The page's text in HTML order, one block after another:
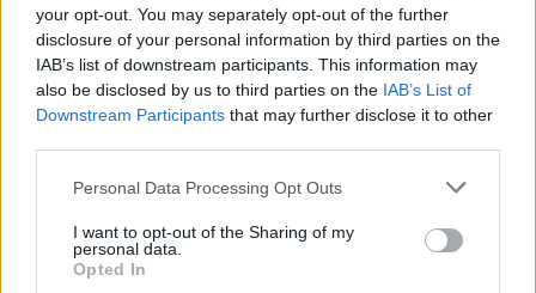
your opt-out. You may separately opt-out of the further
disclosure of your personal information by third parties on the
IAB’s list of downstream participants. This information may
also be disclosed by us to third parties on the IAB’s List of
Downstream Participants that may further disclose it to other
Please note that this website/app uses one or more Google
not limited to your visit or usage behaviour. You may click to
grant or deny consent to Google and its third-party tags to
use your data for below specified purposes in below Google
Personal Data Processing Opt Outs
I want to opt-out of the Sharing of my
personal data.
Opted In
Notizie in tempo reale?
Entra nel canale telegram di
GalluraOggi.it
Ricevi le nostre ultime news